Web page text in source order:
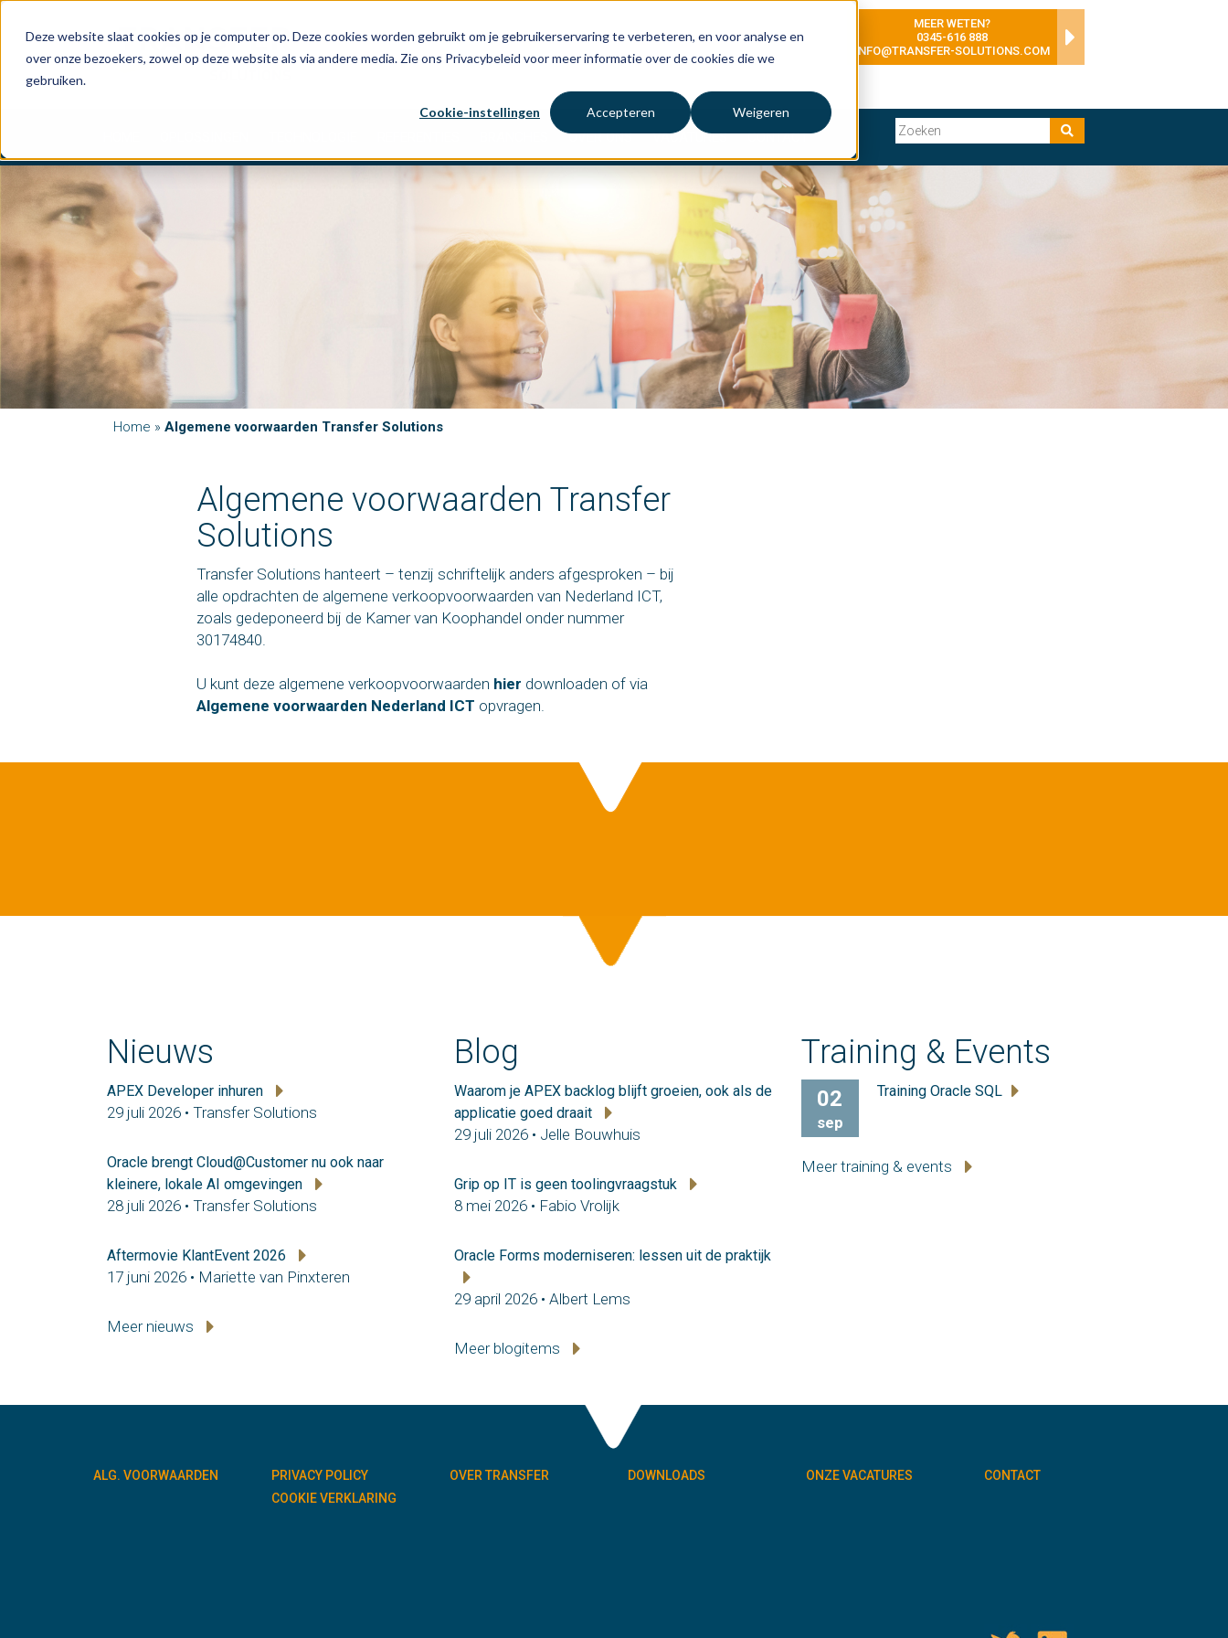
Deze website slaat cookies op je computer op. Deze cookies worden gebruikt om je gebruikerservaring te verbeteren, en voor analyse en
over onze bezoekers, zowel op deze website als via andere media. Zie ons Privacybeleid voor meer informatie over de cookies die we
gebruiken.
Cookie-instellingen Accepteren Weigeren
MEER WETEN?
0345-616 888
INFO@TRANSFER-SOLUTIONS.COM
OVER ONS VACATURES CONTACT
Home » Algemene voorwaarden Transfer Solutions
Algemene voorwaarden Transfer
Solutions
Transfer Solutions hanteert – tenzij schriftelijk anders afgesproken – bij
alle opdrachten de algemene verkoopvoorwaarden van Nederland ICT,
zoals gedeponeerd bij de Kamer van Koophandel onder nummer
30174840.
U kunt deze algemene verkoopvoorwaarden hier downloaden of via
Algemene voorwaarden Nederland ICT opvragen.
Nieuws
APEX Developer inhuren
29 juli 2026 • Transfer Solutions
Oracle brengt Cloud@Customer nu ook naar
kleinere, lokale AI omgevingen
28 juli 2026 • Transfer Solutions
Aftermovie KlantEvent 2026
17 juni 2026 • Mariette van Pinxteren
Meer nieuws
Blog
Waarom je APEX backlog blijft groeien, ook als de
applicatie goed draait
29 juli 2026 • Jelle Bouwhuis
Grip op IT is geen toolingvraagstuk
8 mei 2026 • Fabio Vrolijk
Oracle Forms moderniseren: lessen uit de praktijk
29 april 2026 • Albert Lems
Meer blogitems
Training & Events
02
sep
Training Oracle SQL
Meer training & events
ALG. VOORWAARDEN
PRIVACY POLICY
COOKIE VERKLARING
OVER TRANSFER DOWNLOADS ONZE VACATURES CONTACT